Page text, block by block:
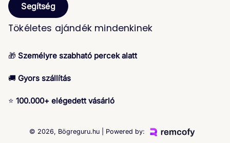
Segítség
Tökéletes ajándék mindenkinek
🎁 Személyre szabható percek alatt
🚚 Gyors szállítás
⭐ 100.000+ elégedett vásárló
© 2026, Bögreguru.hu | Powered by: